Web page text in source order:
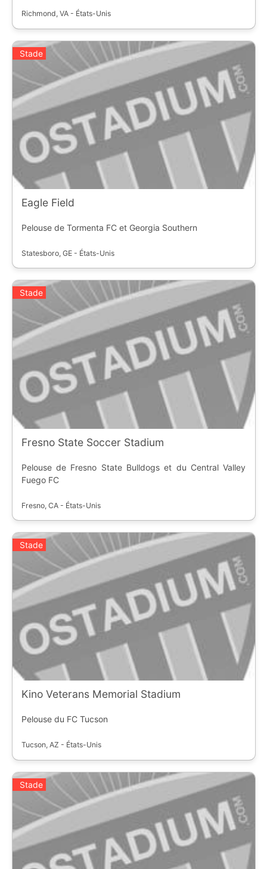
Richmond, VA - États-Unis
Stade
Eagle Field
Pelouse de Tormenta FC et Georgia Southern
Statesboro, GE - États-Unis
Stade
Fresno State Soccer Stadium
Pelouse de Fresno State Bulldogs et du Central Valley
Fuego FC
Fresno, CA - États-Unis
Stade
Kino Veterans Memorial Stadium
Pelouse du FC Tucson
Tucson, AZ - États-Unis
Stade